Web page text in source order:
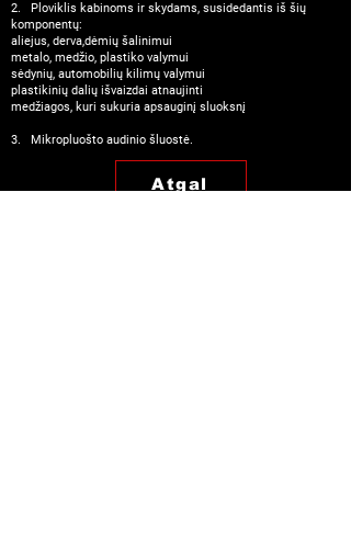
2. Ploviklis kabinoms ir skydams, susidedantis iš šių
komponentų:
aliejus, derva,dėmių šalinimui
metalo, medžio, plastiko valymui
sėdynių, automobilių kilimų valymui
plastikinių dalių išvaizdai atnaujinti
medžiagos, kuri sukuria apsauginį sluoksnį
3. Mikropluošto audinio šluostė.
Atgal